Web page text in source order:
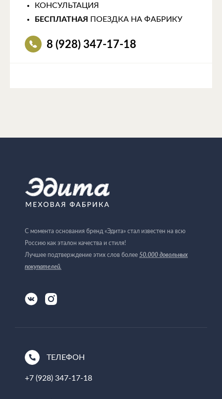
КОНСУЛЬТАЦИЯ
БЕСПЛАТНАЯ
ПОЕЗДКА НА ФАБРИКУ
8 (928) 347-17-18
С момента основания бренд «Эдита» стал известен на всю
Россию как эталон качества и стиля!
Лучшее подтверждение этих слов более 50.000 довольных
покупателей.
ТЕЛЕФОН
+7 (928) 347-17-18